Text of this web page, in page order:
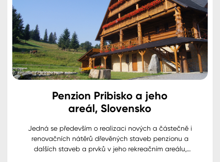
Penzion Pribisko a jeho
areál, Slovensko
Jedná se především o realizaci nových a částečně i
renovačních nátěrů dřevěných staveb penzionu a
dalších staveb a prvků v jeho rekreačním areálu,